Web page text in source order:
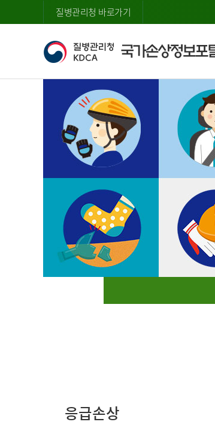
질병관리청 바로가기
응급손상